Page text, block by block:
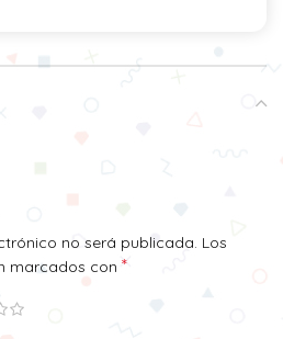
no será publicada. Los
marcados con *